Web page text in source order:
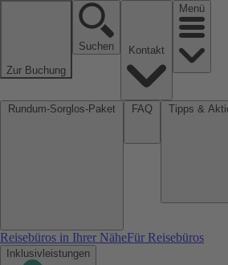
Zur Buchung
Suchen
Menü
Reisebüros in Ihrer NäheFür Reisebüros
Inklusivleistungen